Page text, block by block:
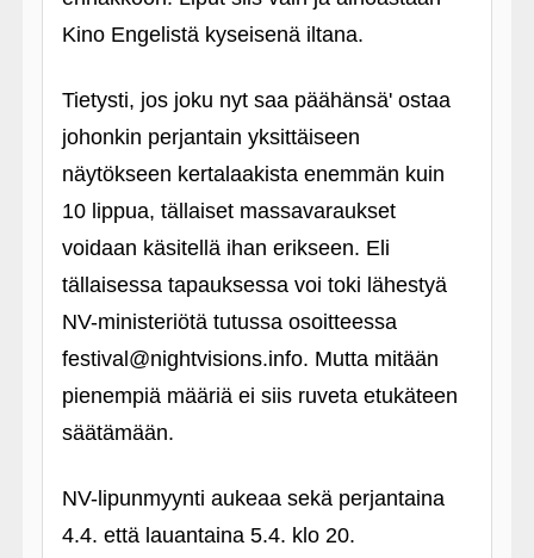
Kino Engelistä kyseisenä iltana.
Tietysti, jos joku nyt saa päähänsä' ostaa
johonkin perjantain yksittäiseen
näytökseen kertalaakista enemmän kuin
10 lippua, tällaiset massavaraukset
voidaan käsitellä ihan erikseen. Eli
tällaisessa tapauksessa voi toki lähestyä
NV-ministeriötä tutussa osoitteessa
festival@nightvisions.info. Mutta mitään
pienempiä määriä ei siis ruveta etukäteen
säätämään.
NV-lipunmyynti aukeaa sekä perjantaina
4.4. että lauantaina 5.4. klo 20.